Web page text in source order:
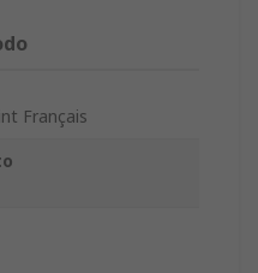
Français